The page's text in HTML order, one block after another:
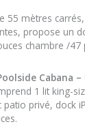
55 mètres
propose un
chambre /47
Cabana –
1 lit king-
patio privé, dock